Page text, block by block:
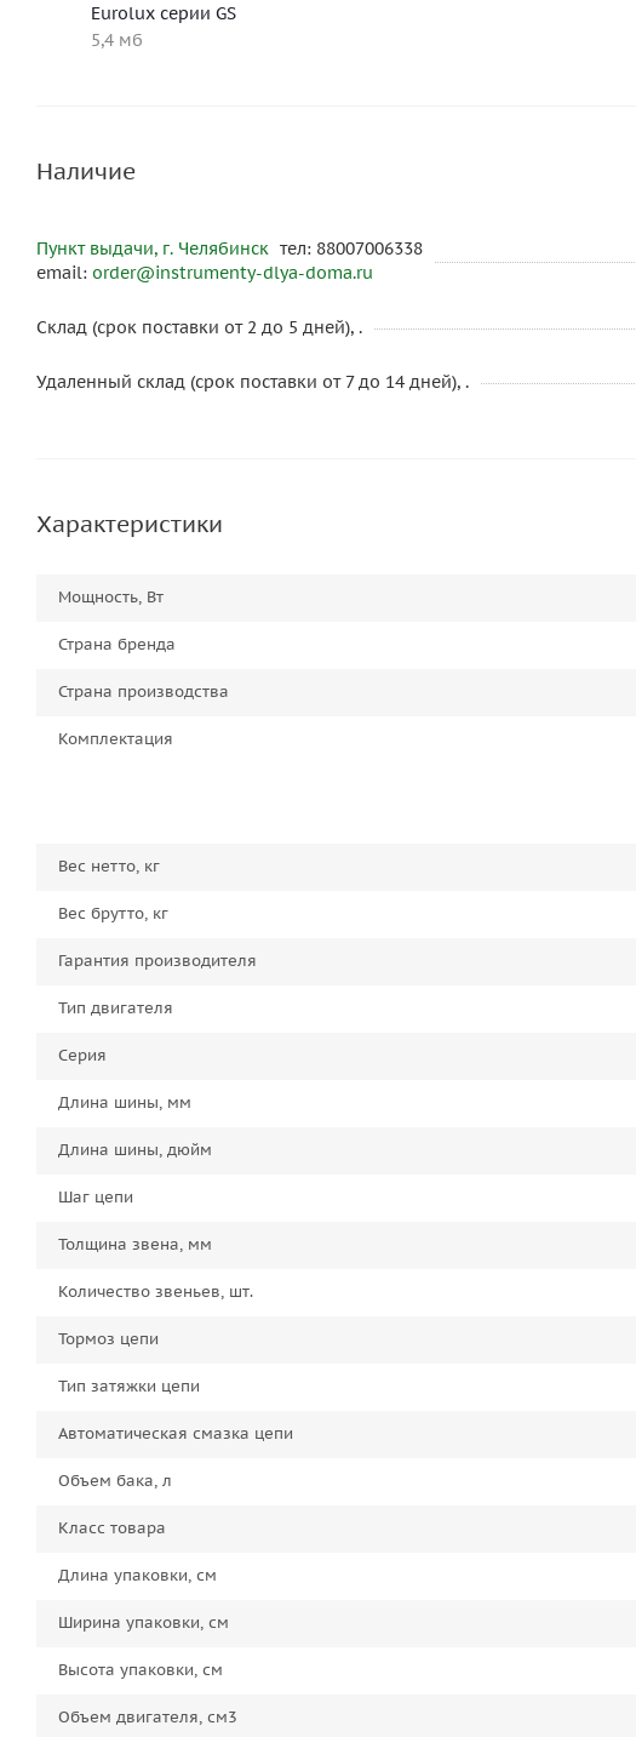
Eurolux серии GS
5,4 мб
Наличие
Пункт выдачи, г. Челябинск тел: 88007006338
email: order@instrumenty-dlya-doma.ru
Склад (срок поставки от 2 до 5 дней), .
Удаленный склад (срок поставки от 7 до 14 дней), .
Характеристики
Мощность, Вт
Страна бренда
Страна производства
Комплектация
Вес нетто, кг
Вес брутто, кг
Гарантия производителя
Тип двигателя
Серия
Длина шины, мм
Длина шины, дюйм
Шаг цепи
Толщина звена, мм
Количество звеньев, шт.
Тормоз цепи
Тип затяжки цепи
Автоматическая смазка цепи
Объем бака, л
Класс товара
Длина упаковки, см
Ширина упаковки, см
Высота упаковки, см
Объем двигателя, см3